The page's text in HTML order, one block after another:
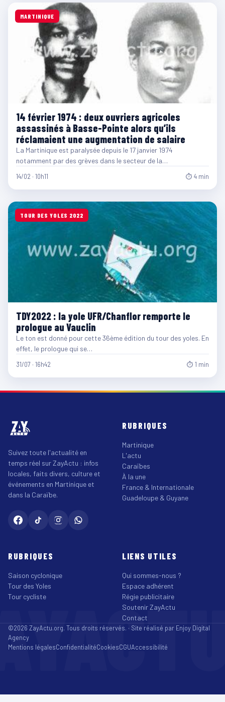
MARTINIQUE
14 février 1974 : deux ouvriers agricoles
assassinés à Basse-Pointe alors qu’ils
réclamaient une augmentation de salaire
La Martinique est paralysée depuis le 17 janvier 1974
notamment par des grèves dans le secteur de la…
14/02 · 10h11 ⏱ 4 min
TOUR DES YOLES 2022
TDY2022 : la yole UFR/Chanflor remporte le
prologue au Vauclin
Le ton est donné pour cette 36ème édition du tour des yoles. En
effet, le prologue qui se…
31/07 · 16h42 ⏱ 1 min
Suivez toute l'actualité en
temps réel sur ZayActu : infos
locales, faits divers, culture et
événements en Martinique et
dans la Caraïbe.
RUBRIQUES
Martinique
L'actu
Caraïbes
À la une
France & Internationale
Guadeloupe & Guyane
RUBRIQUES
Saison cyclonique
Tour des Yoles
Tour cycliste
LIENS UTILES
Qui sommes-nous ?
Espace adhérent
Régie publicitaire
Soutenir ZayActu
Contact
©2026 ZayActu.org. Tous droits réservés. · Site réalisé par Enjoy Digital
Agency
Mentions légalesConfidentialitéCookiesCGUAccessibilité